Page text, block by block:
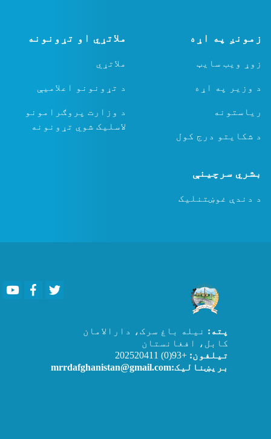
زمونږ په اړه
زوړ ویب سایټ
د وزیر په اړه
ریاستونه
د شکایتو درج کول
ملاتړي او تړونونه
ملاتړي
د تړونونو اعلامیې
د وزارت پروګرامونو
لاسلیک شوي تړونونه
بشري سرچینې
د دندې غوښتنلیک
YoutubeFacebook
پته: نیله باغ سرک، دارالامان
کابل، افغانستان
تیلفون: +93(0) 202520411
بریښنالیک:mrrdafghanistan@gmail.com